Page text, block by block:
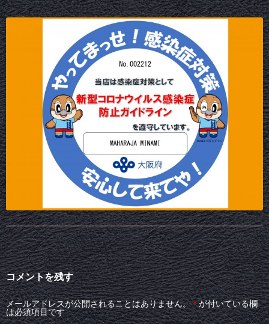
コメントを残す
メールアドレスが公開されることはありません。 *が付いている欄
は必須項目です